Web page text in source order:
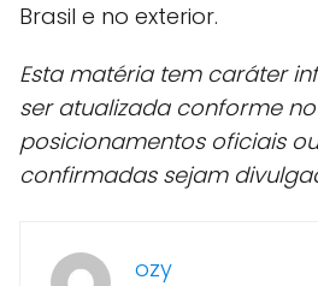
Brasil e no exterior.
Esta matéria tem caráter
ser atualizada conforme
posicionamentos oficiais
confirmadas sejam
ozy